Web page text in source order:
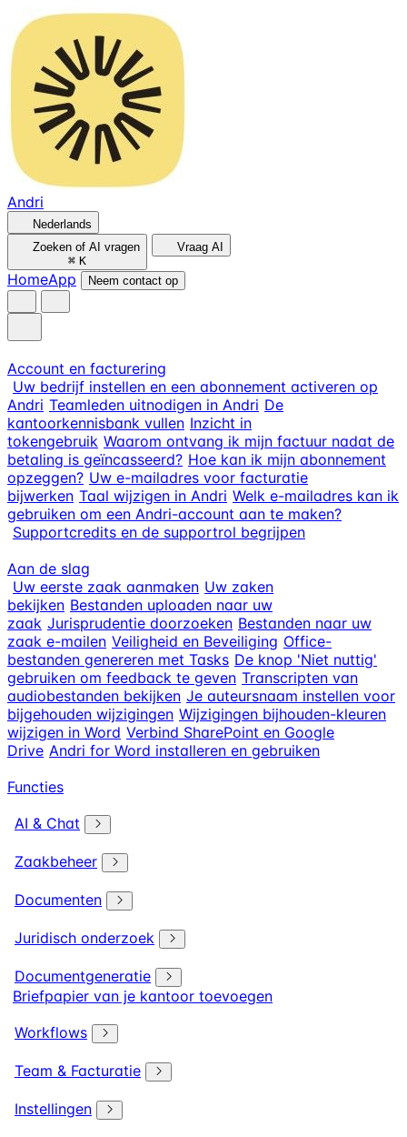
Andri
Nederlands
Zoeken of AI vragen
⌘ K
Vraag AI
HomeApp Neem contact op
Account en facturering
Uw bedrijf instellen en een abonnement activeren op
Andri Teamleden uitnodigen in Andri De
kantoorkennisbank vullen Inzicht in
tokengebruik Waarom ontvang ik mijn factuur nadat de
betaling is geïncasseerd? Hoe kan ik mijn abonnement
opzeggen? Uw e-mailadres voor facturatie
bijwerken Taal wijzigen in Andri Welk e-mailadres kan ik
gebruiken om een Andri-account aan te maken?
Supportcredits en de supportrol begrijpen
Aan de slag
Uw eerste zaak aanmaken Uw zaken
bekijken Bestanden uploaden naar uw
zaak Jurisprudentie doorzoeken Bestanden naar uw
zaak e-mailen Veiligheid en Beveiliging Office-
bestanden genereren met Tasks De knop 'Niet nuttig'
gebruiken om feedback te geven Transcripten van
audiobestanden bekijken Je auteursnaam instellen voor
bijgehouden wijzigingen Wijzigingen bijhouden-kleuren
wijzigen in Word Verbind SharePoint en Google
Drive Andri for Word installeren en gebruiken
Functies
AI & Chat
Zaakbeheer
Documenten
Juridisch onderzoek
Documentgeneratie
Briefpapier van je kantoor toevoegen
Workflows
Team & Facturatie
Instellingen